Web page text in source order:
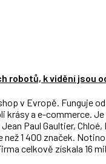
robotů, k vidění jsou
v Evropě. Funguje od
krásy a e-commerce.
Paul Gaultier,
1 400 značek.
celkově získala 16